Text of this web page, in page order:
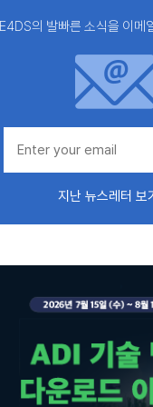
E4DS의 발빠른 소식을 이메
지난 뉴스레터 보